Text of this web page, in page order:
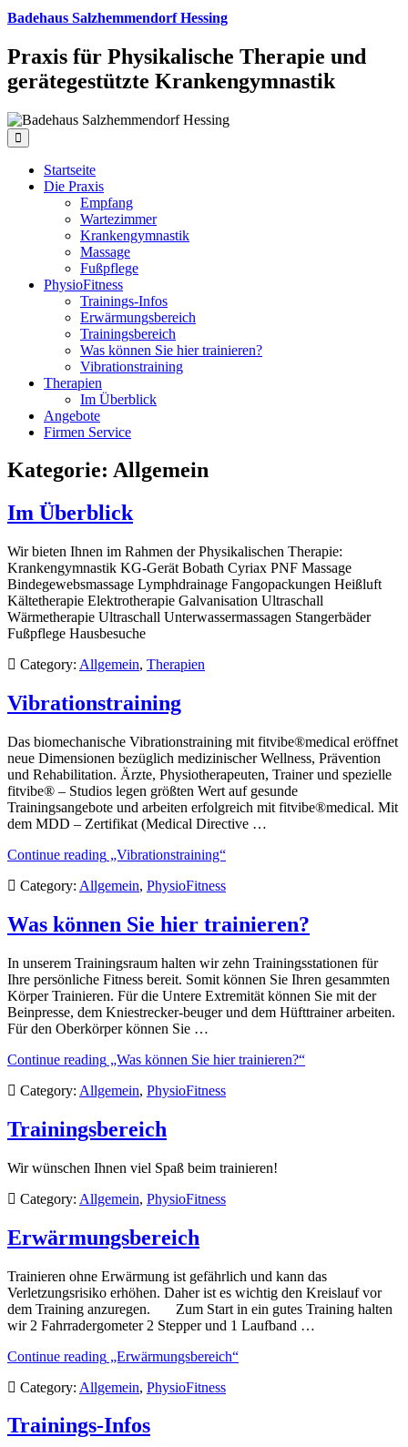
Badehaus Salzhemmendorf Hessing
Praxis für Physikalische Therapie und
gerätegestützte Krankengymnastik
Startseite
Die Praxis
Empfang
Wartezimmer
Krankengymnastik
Massage
Fußpflege
PhysioFitness
Trainings-Infos
Erwärmungsbereich
Trainingsbereich
Was können Sie hier trainieren?
Vibrationstraining
Therapien
Im Überblick
Angebote
Firmen Service
Kategorie: Allgemein
Im Überblick
Wir bieten Ihnen im Rahmen der Physikalischen Therapie:
Krankengymnastik KG-Gerät Bobath Cyriax PNF Massage
Bindegewebsmassage Lymphdrainage Fangopackungen Heißluft
Kältetherapie Elektrotherapie Galvanisation Ultraschall
Wärmetherapie Ultraschall Unterwassermassagen Stangerbäder
Fußpflege Hausbesuche
Category: Allgemein, Therapien
Vibrationstraining
Das biomechanische Vibrationstraining mit fitvibe®medical eröffnet
neue Dimensionen bezüglich medizinischer Wellness, Prävention
und Rehabilitation. Ärzte, Physiotherapeuten, Trainer und spezielle
fitvibe® – Studios legen größten Wert auf gesunde
Trainingsangebote und arbeiten erfolgreich mit fitvibe®medical. Mit
dem MDD – Zertifikat (Medical Directive …
Continue reading „Vibrationstraining“
Category: Allgemein, PhysioFitness
Was können Sie hier trainieren?
In unserem Trainingsraum halten wir zehn Trainingsstationen für
Ihre persönliche Fitness bereit. Somit können Sie Ihren gesammten
Körper Trainieren. Für die Untere Extremität können Sie mit der
Beinpresse, dem Kniestrecker-beuger und dem Hüfttrainer arbeiten.
Für den Oberkörper können Sie …
Continue reading „Was können Sie hier trainieren?“
Category: Allgemein, PhysioFitness
Trainingsbereich
Wir wünschen Ihnen viel Spaß beim trainieren!
Category: Allgemein, PhysioFitness
Erwärmungsbereich
Trainieren ohne Erwärmung ist gefährlich und kann das
Verletzungsrisiko erhöhen. Daher ist es wichtig den Kreislauf vor
dem Training anzuregen. Zum Start in ein gutes Training halten
wir 2 Fahrradergometer 2 Stepper und 1 Laufband …
Continue reading „Erwärmungsbereich“
Category: Allgemein, PhysioFitness
Trainings-Infos